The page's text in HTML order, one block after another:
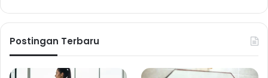
Postingan Terbaru